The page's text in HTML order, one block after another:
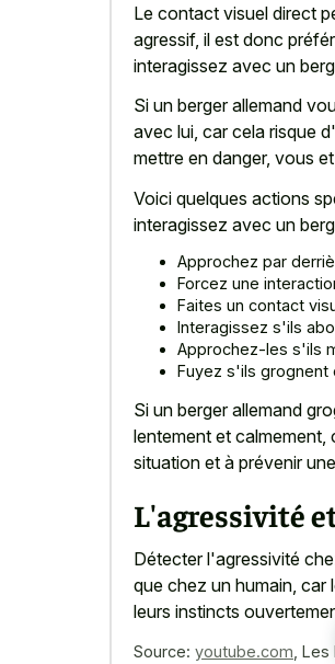
Le contact visuel direct
agressif, il est donc
interagissez avec un
Si un berger allemand
avec lui, car cela risque
mettre en danger, vous
Voici quelques actions
interagissez avec un
Approchez par
Forcez une
Faites un contact
Interagissez s'ils
Approchez-les s'ils
Fuyez s'ils grognent
Si un berger allemand
lentement et calmement,
situation et à prévenir
L'agressivité
Détecter l'agressivité
que chez un humain, car
leurs instincts
Source: youtube.com Les